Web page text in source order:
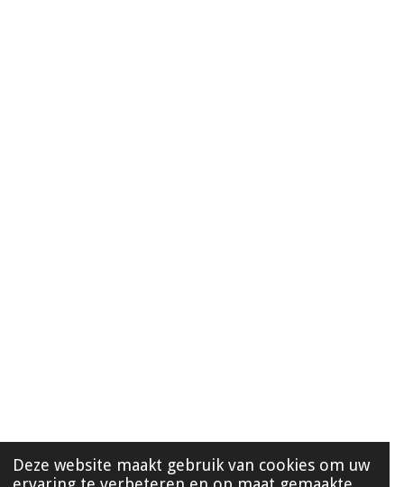
Deze website maakt gebruik van cookies om uw